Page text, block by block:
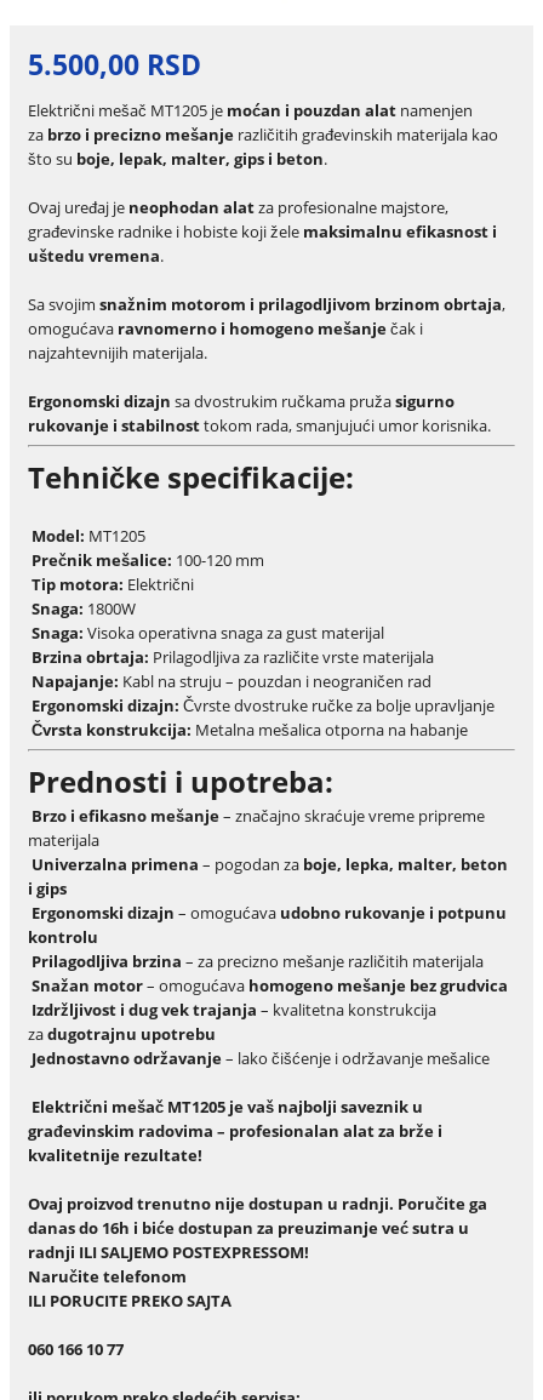
5.500,00 RSD
Električni mešač MT1205 je moćan i pouzdan alatnamenjen
za brzo i precizno mešanjerazličitih građevinskih materijala kao
što su boje, lepak, malter, gips i beton.
Ovaj uređaj je neophodan alatza profesionalne majstore,
građevinske radnike i hobiste koji žele maksimalnu efikasnost i
uštedu vremena.
Sa svojim snažnim motorom i prilagodljivom brzinom obrtaja,
omogućava ravnomerno i homogeno mešanječak i
najzahtevnijih materijala.
Ergonomski dizajn sa dvostrukim ručkama pružasigurno
rukovanje i stabilnosttokom rada, smanjujući umor korisnika.
Tehničke specifikacije:
Model: MT1205
Prečnik mešalice: 100-120 mm
Tip motora: Električni
Snaga: 1800W
Snaga: Visoka operativna snaga za gust materijal
Brzina obrtaja: Prilagodljiva za različite vrste materijala
Napajanje: Kabl na struju – pouzdan i neograničen rad
Ergonomski dizajn: Čvrste dvostruke ručke za bolje upravljanje
Čvrsta konstrukcija: Metalna mešalica otporna na habanje
Prednosti i upotreba:
Brzo i efikasno mešanje– značajno skraćuje vreme pripreme
materijala
Univerzalna primena – pogodan za boje, lepka, malter, beton
i gips
Ergonomski dizajn – omogućava udobno rukovanje i potpunu
kontrolu
Prilagodljiva brzina – za precizno mešanje različitih materijala
Snažan motor– omogućava homogeno mešanje bez grudvica
Izdržljivost i dug vek trajanja – kvalitetna konstrukcija
zadugotrajnu upotrebu
Jednostavno održavanje– lako čišćenje i održavanje mešalice
Električni mešač MT1205 je vaš najbolji saveznik u
građevinskim radovima – profesionalan alat za brže i
kvalitetnije rezultate!
Ovaj proizvod trenutno nije dostupan u radnji. Poručite ga
danas do 16h i biće dostupan za preuzimanje već sutra u
radnji ILI SALJEMO POSTEXPRESSOM!
Naručite telefonom
ILI PORUCITE PREKO SAJTA
060 166 10 77